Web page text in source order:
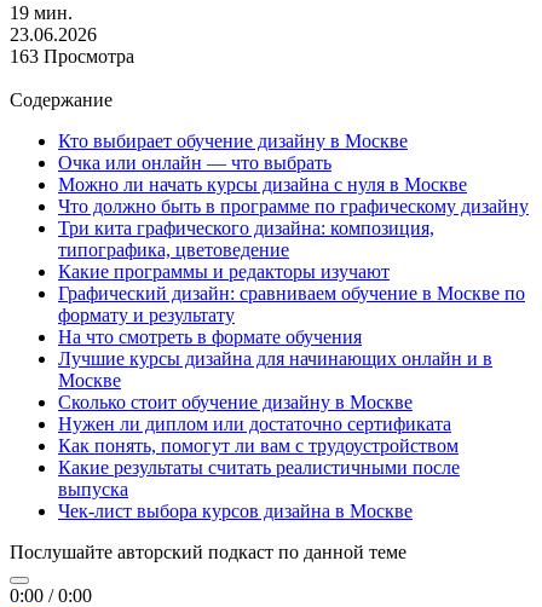
19 мин.
23.06.2026
163 Просмотра
Содержание
Кто выбирает обучение дизайну в Москве
Очка или онлайн — что выбрать
Можно ли начать курсы дизайна с нуля в Москве
Что должно быть в программе по графическому дизайну
Три кита графического дизайна: композиция,
типографика, цветоведение
Какие программы и редакторы изучают
Графический дизайн: сравниваем обучение в Москве по
формату и результату
На что смотреть в формате обучения
Лучшие курсы дизайна для начинающих онлайн и в
Москве
Сколько стоит обучение дизайну в Москве
Нужен ли диплом или достаточно сертификата
Как понять, помогут ли вам с трудоустройством
Какие результаты считать реалистичными после
выпуска
Чек-лист выбора курсов дизайна в Москве
Послушайте авторский подкаст по данной теме
0:00 /0:00